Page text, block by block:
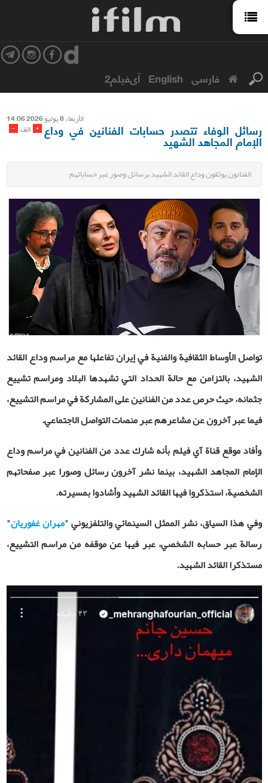
فارسی English آی‌فیلم2
الأربعاء 8 یولیو 2026 14:06
- الف + رسائل الوفاء تتصدر حسابات الفنانين في وداع
الإمام المجاهد الشهيد
الفنانون يوثقون وداع القائد الشهيد برسائل وصور عبر حساباتهم
تواصل الأوساط الثقافية والفنية في إيران تفاعلها مع مراسم وداع القائد
الشهيد، بالتزامن مع حالة الحداد التي تشهدها البلاد ومراسم تشييع
جثمانه، حيث حرص عدد من الفنانين على المشاركة في مراسم التشييع،
فيما عبر آخرون عن مشاعرهم عبر منصات التواصل الاجتماعي.
وأفاد موقع قناة آي فيلم بأنه شارك عدد من الفنانين في مراسم وداع
الإمام المجاهد الشهيد، بينما نشر آخرون رسائل وصورا عبر صفحاتهم
الشخصية، استذكروا فيها القائد الشهيد وأشادوا بمسيرته.
وفي هذا السياق، نشر الممثل السينمائي والتلفزيوني "مهران غفوريان"
رسالة عبر حسابه الشخصي، عبر فيها عن موقفه من مراسم التشييع،
مستذكرا القائد الشهيد.